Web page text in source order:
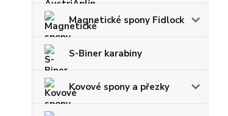
Magnetické spony Fidlock
S-Biner karabiny
Kovové spony a přezky